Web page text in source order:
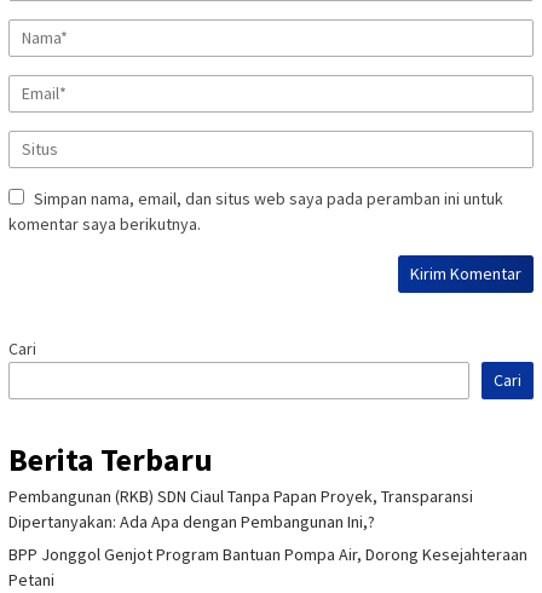
Simpan nama, email, dan situs web saya pada peramban ini untuk
komentar saya berikutnya.
Cari
Cari
Berita Terbaru
Pembangunan (RKB) SDN Ciaul Tanpa Papan Proyek, Transparansi
Dipertanyakan: Ada Apa dengan Pembangunan Ini,?
BPP Jonggol Genjot Program Bantuan Pompa Air, Dorong Kesejahteraan
Petani